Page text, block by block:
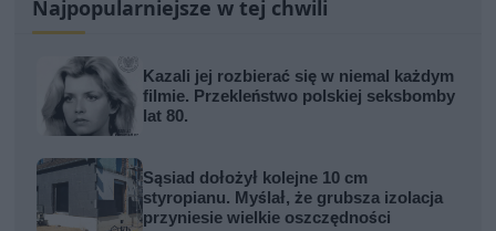
Najpopularniejsze w tej chwili
Kazali jej rozbierać się w niemal każdym
filmie. Przekleństwo polskiej seksbomby
lat 80.
Sąsiad dołożył kolejne 10 cm
styropianu. Myślał, że grubsza izolacja
przyniesie wielkie oszczędności